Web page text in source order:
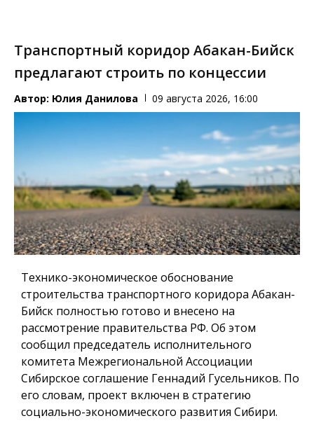
Транспортный коридор Абакан-Бийск
предлагают строить по концессии
Автор: Юлия Данилова 09 августа 2026, 16:00
Технико-экономическое обоснование
строительства транспортного коридора Абакан-
Бийск полностью готово и внесено на
рассмотрение правительства РФ. Об этом
сообщил председатель исполнительного
комитета Межрегиональной Ассоциации
Сибирское соглашение Геннадий Гусельников. По
его словам, проект включен в стратегию
социально-экономического развития Сибири.